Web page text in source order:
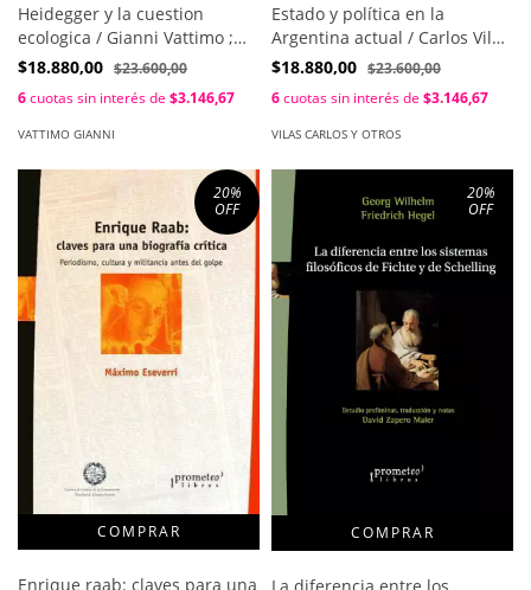
Heidegger y la cuestion
ecologica / Gianni Vattimo ;
Monica Giardina
$18.880,00 $23.600,00
6cuotas sin interés de $3.146,67
VATTIMO GIANNI
Estado y política en la
Argentina actual / Carlos Vilas
Y Otros
$18.880,00 $23.600,00
6cuotas sin interés de $3.146,67
VILAS CARLOS Y OTROS
20%
OFF
Enrique raab: claves para una
20%
OFF